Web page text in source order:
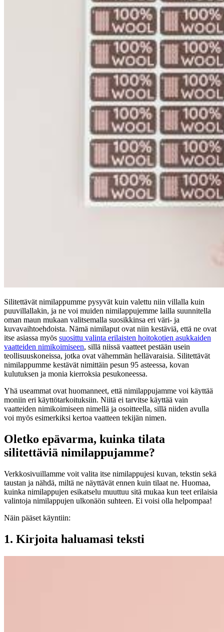
Silitettävät nimilappumme pysyvät kuin valettu niin villalla kuin
puuvillallakin, ja ne voi muiden nimilappujemme lailla suunnitella
oman maun mukaan valitsemalla suosikkinsa eri väri- ja
kuvavaihtoehdoista. Nämä nimilaput ovat niin kestäviä, että ne ovat
itse asiassa myös suosittu valinta erilaisten hoitokotien asukkaiden
vaatteiden nimikoimiseen, sillä niissä vaatteet pestään usein
teollisuuskoneissa, jotka ovat vähemmän hellävaraisia. Silitettävät
nimilappumme kestävät nimittäin pesun 95 asteessa, kovan
kulutuksen ja monia kierroksia pesukoneessa.
Yhä useammat ovat huomanneet, että nimilappujamme voi käyttää
moniin eri käyttötarkoituksiin. Niitä ei tarvitse käyttää vain
vaatteiden nimikoimiseen nimellä ja osoitteella, sillä niiden avulla
voi myös esimerkiksi kertoa vaatteen tekijän nimen.
Oletko epävarma, kuinka tilata
silitettäviä nimilappujamme?
Verkkosivuillamme voit valita itse nimilappujesi kuvan, tekstin sekä
taustan ja nähdä, miltä ne näyttävät ennen kuin tilaat ne. Huomaa,
kuinka nimilappujen esikatselu muuttuu sitä mukaa kun teet erilaisia
valintoja nimilappujen ulkonäön suhteen. Ei voisi olla helpompaa!
Näin pääset käyntiin:
1. Kirjoita haluamasi teksti